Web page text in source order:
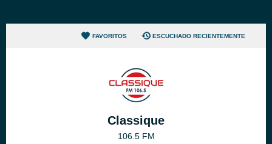
FAVORITOS ESCUCHADO RECIENTEMENTE
Classique
106.5 FM